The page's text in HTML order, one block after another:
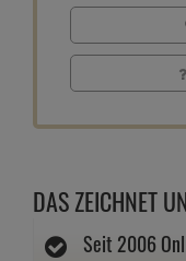
DAS ZEICHNET
Seit 2006